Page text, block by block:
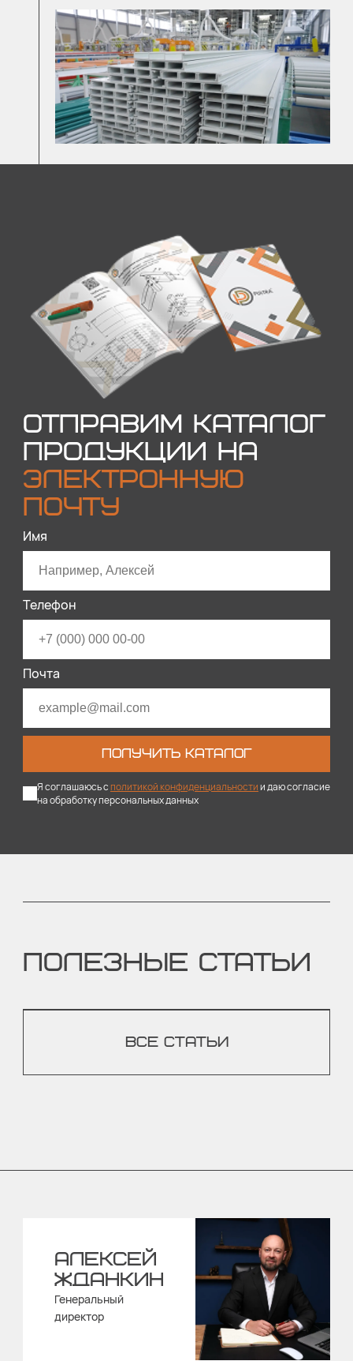
ОТПРАВИМ КАТАЛОГ
ПРОДУКЦИИ НА
ЭЛЕКТРОННУЮ
ПОЧТУ
Имя
Телефон
Почта
ПОЛУЧИТЬ КАТАЛОГ
Я соглашаюсь сполитикой конфиденциальностии даю согласие
на обработку персональных данных
ПОЛЕЗНЫЕ СТАТЬИ
ВСЕ СТАТЬИ
АЛЕКСЕЙ
ЖДАНКИН
Генеральный
директор